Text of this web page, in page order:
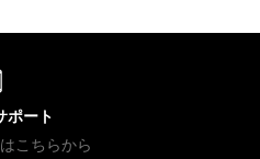
ポート
こちらから